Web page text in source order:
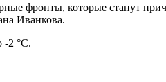
фронты, которые станут
Иванкова.
-2 °C.